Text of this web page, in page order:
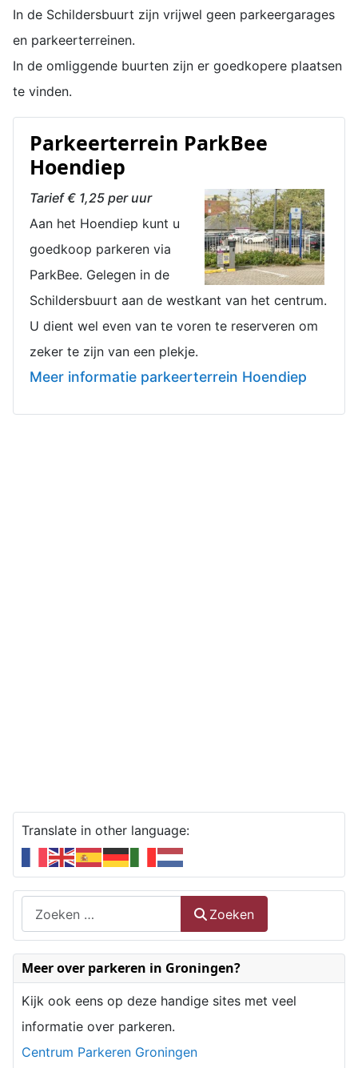
In de Schildersbuurt zijn vrijwel geen parkeergarages
en parkeerterreinen.
In de omliggende buurten zijn er goedkopere plaatsen
te vinden.
Parkeerterrein ParkBee
Hoendiep
Tarief € 1,25 per uur
Aan het Hoendiep kunt u
goedkoop parkeren via
ParkBee. Gelegen in de
Schildersbuurt aan de westkant van het centrum.
U dient wel even van te voren te reserveren om
zeker te zijn van een plekje.
Meer informatie parkeerterrein Hoendiep
Translate in other language:
Zoeken
Type 2 or more characters for results.
Zoeken
Meer over parkeren in Groningen?
Kijk ook eens op deze handige sites met veel
informatie over parkeren.
Centrum Parkeren Groningen